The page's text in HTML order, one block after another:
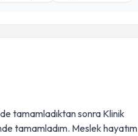
tamamladıktan sonra Klinik
tamamladım. Meslek hayatım